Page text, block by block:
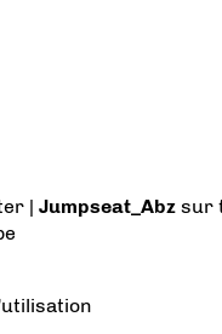
| Jumpseat_Abz sur